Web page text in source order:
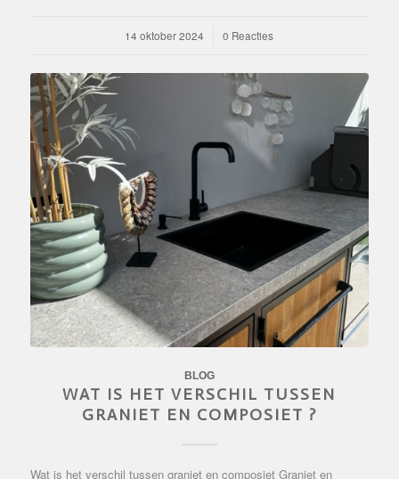
14 oktober 2024
/ 0 Reacties
BLOG
WAT IS HET VERSCHIL TUSSEN
GRANIET EN COMPOSIET ?
Wat is het verschil tussen graniet en composiet Graniet en